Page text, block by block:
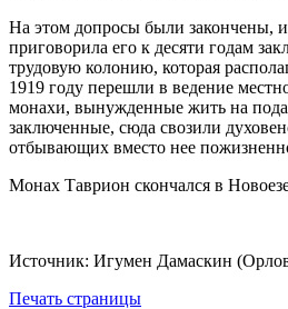
На этом допросы были закончены,
приговорила его к десяти годам
трудовую колонию, которая
1919 году перешли в ведение
монахи, вынужденные жить на
заключенные, сюда свозили
отбывающих вместо нее
Монах Таврион скончался в
Источник: Игумен Дамаскин
Печать страницы